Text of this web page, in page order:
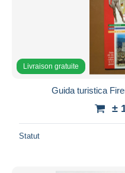
Livraison gratuite
Guida turistica
±
Statut